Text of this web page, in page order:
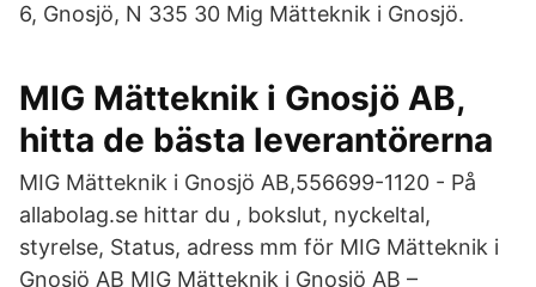
6, Gnosjö, N 335 30 Mig Mätteknik i Gnosjö.
MIG Mätteknik i Gnosjö AB,
hitta de bästa leverantörerna
MIG Mätteknik i Gnosjö AB,556699-1120 - På
allabolag.se hittar du , bokslut, nyckeltal,
styrelse, Status, adress mm för MIG Mätteknik i
Gnosjö AB MIG Mätteknik i Gnosjö AB –